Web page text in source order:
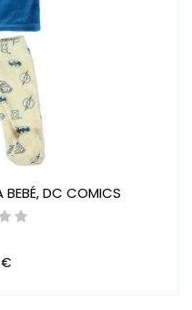
BEBÉ, DC COMICS
€